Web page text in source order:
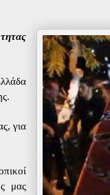
για
μας